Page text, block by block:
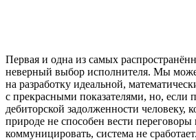
Первая и одна из самых
неверный выбор исполнителя. Мы
на разработку идеальной,
с прекрасными показателями, но, если
дебиторской задолженности человеку,
природе не способен вести
коммуницировать, система не